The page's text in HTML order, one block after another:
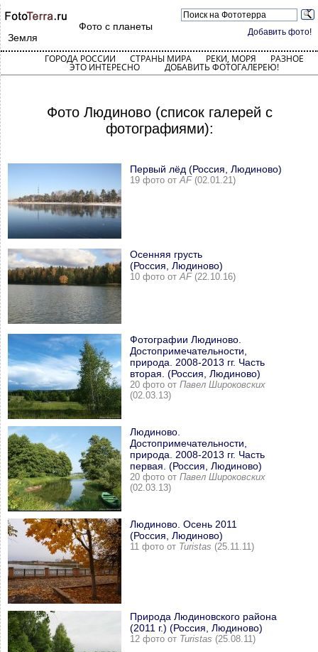
Добавить фото!
Фото с планеты
Земля
ГОРОДА РОССИИ СТРАНЫ МИРА РЕКИ, МОРЯ РАЗНОЕ
ЭТО ИНТЕРЕСНО ДОБАВИТЬ ФОТОГАЛЕРЕЮ!
Фото Людиново (список галерей с
фотографиями):
Первый лёд (Россия, Людиново)
19 фото отAF(02.01.21)
Осенняя грусть
(Россия, Людиново)
10 фото отAF(22.10.16)
Фотографии Людиново.
Достопримечательности,
природа. 2008-2013 гг. Часть
вторая. (Россия, Людиново)
20 фото от Павел Широковских
(02.03.13)
Людиново.
Достопримечательности,
природа. 2008-2013 гг. Часть
первая. (Россия, Людиново)
20 фото от Павел Широковских
(02.03.13)
Людиново. Осень 2011
(Россия, Людиново)
11 фото от Turistas (25.11.11)
Природа Людиновского района
(2011 г.) (Россия, Людиново)
12 фото от Turistas (25.08.11)